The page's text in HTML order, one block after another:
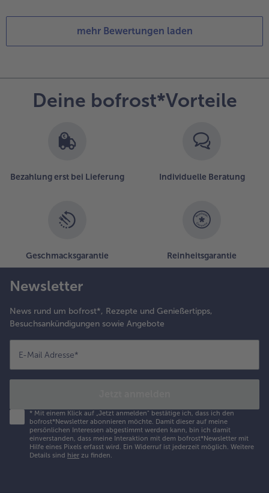
mehr Bewertungen laden
Deine bofrost*Vorteile
Bezahlung erst bei Lieferung Individuelle Beratung
Geschmacksgarantie Reinheitsgarantie
Newsletter
News rund um bofrost*, Rezepte und Genießertipps,
Besuchsankündigungen sowie Angebote
E-Mail Adresse*
* Mit einem Klick auf „Jetzt anmelden" bestätige ich, dass ich den
bofrost*Newsletter abonnieren möchte. Damit dieser auf meine
persönlichen Interessen abgestimmt werden kann, bin ich damit
einverstanden, dass meine Interaktion mit dem bofrost*Newsletter mit
Hilfe eines Pixels erfasst wird. Ein Widerruf ist jederzeit möglich. Weitere
Details sind hier zu finden.